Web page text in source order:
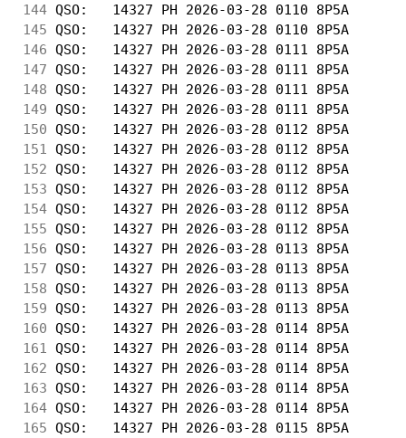
144 QSO:   14327 PH 2026-03-28 0110
145 QSO:   14327 PH 2026-03-28 0110
146 QSO:   14327 PH 2026-03-28 0111
147 QSO:   14327 PH 2026-03-28 0111
148 QSO:   14327 PH 2026-03-28 0111
149 QSO:   14327 PH 2026-03-28 0111
150 QSO:   14327 PH 2026-03-28 0112
151
QSO:   14327 PH 2026-03-28 0112
152 QSO:   14327 PH 2026-03-28 0112
153 QSO:   14327 PH 2026-03-28 0112
154 QSO:   14327 PH 2026-03-28 0112
155 QSO:   14327 PH 2026-03-28 0112
156 QSO:   14327 PH 2026-03-28 0113
157 QSO:   14327 PH 2026-03-28 0113
158 QSO:   14327 PH 2026-03-28 0113
159 QSO:   14327 PH 2026-03-28 0113
160 QSO:   14327 PH 2026-03-28 0114
161
QSO:   14327 PH 2026-03-28 0114
162 QSO:   14327 PH 2026-03-28 0114
163 QSO:   14327 PH 2026-03-28 0114
164 QSO:   14327 PH 2026-03-28 0114
165 QSO:   14327 PH 2026-03-28 0115